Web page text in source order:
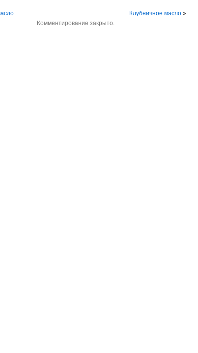
Клубничное масло »
Комментирование закрыто.